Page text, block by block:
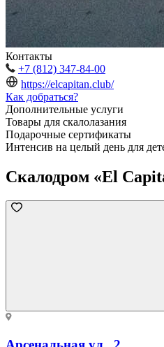
Контакты
+7 (812) 347-84-00
https://elcapitan.club/
Как добраться?
Дополнительные услуги
Товары для скалолазания
Подарочные сертификаты
Интенсив на целый день для
Скалодром «El